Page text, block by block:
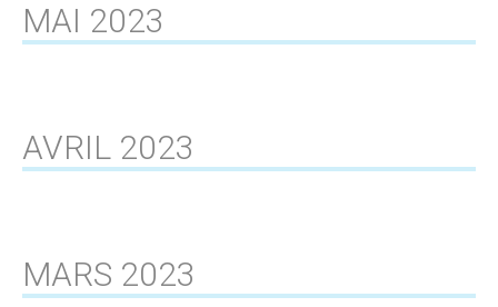
MAI 2023
AVRIL 2023
MARS 2023